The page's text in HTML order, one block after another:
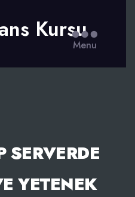
Kursu
Menu
SERVERDE
YETENEK